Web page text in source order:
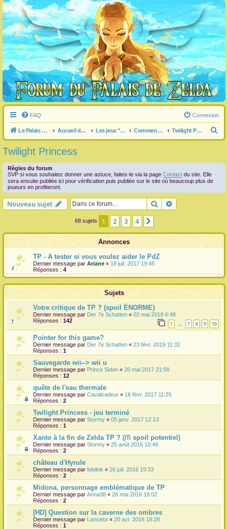
FAQ Connexion
Le Palais de Zelda Accueil du forum Les jeux "Legend of Zelda" Commentaire / question générale / info sur un jeu Twilight Princess
e
Twilight Princess
Règles du forum
SVP si vous souhaitez donner une astuce, faites-le via la page Contact du site. Elle
sera ensuite publiée ici pour vérification puis publiée sur le site où beaucoup plus de
joueurs en profiteront.
Nouveau sujet Rechercher
68 sujets 1 2 3 4
Annonces
TP - A tester si vous voulez aider le PdZ
Dernier message par Ariane « 18 juil. 2017 19:45
Réponses : 4
Sujets
Votre critique de TP ? (spoil ÉNORME)
Dernier message par Der 7e Schatten « 02 mai 2018 6:48
Réponses : 142 1 … 7 8 9 10
Pointer for this game?
Dernier message par Der 7e Schatten « 23 févr. 2019 11:32
Réponses : 1
Sauvegarde wii--> wii u
Dernier message par Prince Sidon « 20 mai 2017 21:58
Réponses : 12
quête de l'eau thermale
Dernier message par Cavalcadeur « 16 févr. 2017 11:25
Réponses : 2
Twilight Princess - jeu terminé
Dernier message par Stormy « 05 janv. 2017 12:13
Réponses : 1
Xanto à la fin de Zelda TP ? (/!\ spoil potentiel)
Dernier message par Stormy « 25 août 2016 10:46
Réponses : 2
château d'Hyrule
Dernier message par lololink « 26 juil. 2016 19:33
Réponses : 2
Midona, personnage emblématique de TP
Dernier message par Anna38 « 26 mai 2016 18:02
Réponses : 2
[HD] Question sur la caverne des ombres
Dernier message par Lancelot « 20 avr. 2016 18:28
Réponses : 1